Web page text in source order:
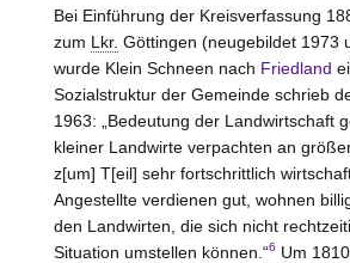
Bei Einführung der Kreisverfassung
zum Lkr. Göttingen (neugebildet 1973
wurde Klein Schneen nach Friedland
Sozialstruktur der Gemeinde schrieb
1963: „Bedeutung der Landwirtschaft
kleiner Landwirte verpachten an
z[um] T[eil] sehr fortschrittlich
Angestellte verdienen gut, wohnen
den Landwirten, die sich nicht
Situation umstellen können.“6 Um